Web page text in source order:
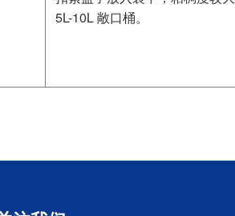
5L-10L 敞口桶。